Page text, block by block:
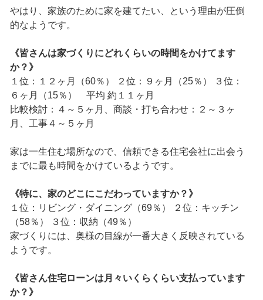
やはり、家族のために家を建てたい、という理由が圧倒
的なようです。
《皆さんは家づくりにどれくらいの時間をかけてます
か？》
１位：１２ヶ月（60％） ２位：９ヶ月（25％） ３位：
６ヶ月（15％） 平均 約１１ヶ月
比較検討：４～５ヶ月、商談・打ち合わせ：２～３ヶ
月、工事４～５ヶ月
家は一生住む場所なので、信頼できる住宅会社に出会う
までに最も時間をかけているようです。
《特に、家のどこにこだわっていますか？》
１位：リビング・ダイニング（69％） ２位：キッチン
（58％） ３位：収納（49％）
家づくりには、奥様の目線が一番大きく反映されている
ようです。
《皆さん住宅ローンは月々いくらくらい支払っています
か？》